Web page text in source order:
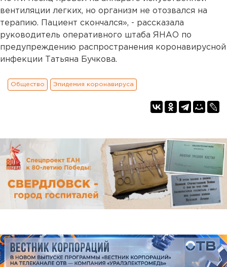
вентиляции легких, но организм не отозвался на
терапию. Пациент скончался», - рассказала
руководитель оперативного штаба ЯНАО по
предупреждению распространения коронавирусной
инфекции Татьяна Бучкова.
Общество Эпидемия коронавируса